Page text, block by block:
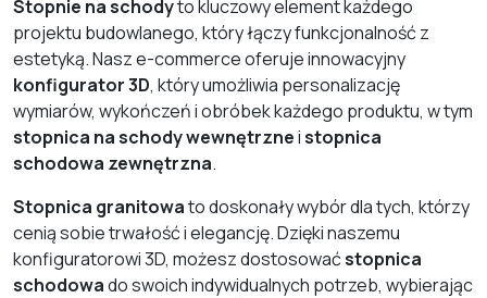
Stopnie na schodyto kluczowy element każdego
projektu budowlanego, który łączy funkcjonalność z
estetyką. Nasz e-commerce oferuje innowacyjny
konfigurator 3D, który umożliwia personalizację
wymiarów, wykończeń i obróbek każdego produktu, w tym
stopnica na schody wewnętrzneistopnica
schodowa zewnętrzna.
Stopnica granitowato doskonały wybór dla tych, którzy
cenią sobie trwałość i elegancję. Dzięki naszemu
konfiguratorowi 3D, możesz dostosowaćstopnica
schodowado swoich indywidualnych potrzeb, wybierając